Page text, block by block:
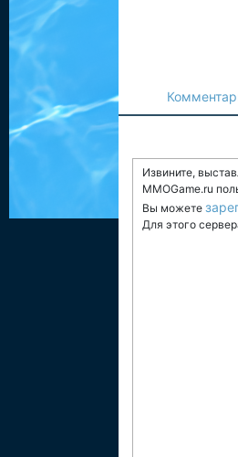
Извините,
MMOGame.ru
Вы можете
Для этого